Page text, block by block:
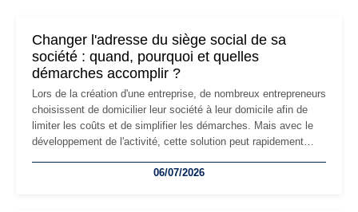
Changer l'adresse du siège social de sa
société : quand, pourquoi et quelles
démarches accomplir ?
Lors de la création d'une entreprise, de nombreux entrepreneurs
choisissent de domicilier leur société à leur domicile afin de
limiter les coûts et de simplifier les démarches. Mais avec le
développement de l'activité, cette solution peut rapidement
professionnels, recrutement, image de marque… Le
06/07/2026